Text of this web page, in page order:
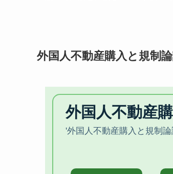
外国人不動産購入と規制